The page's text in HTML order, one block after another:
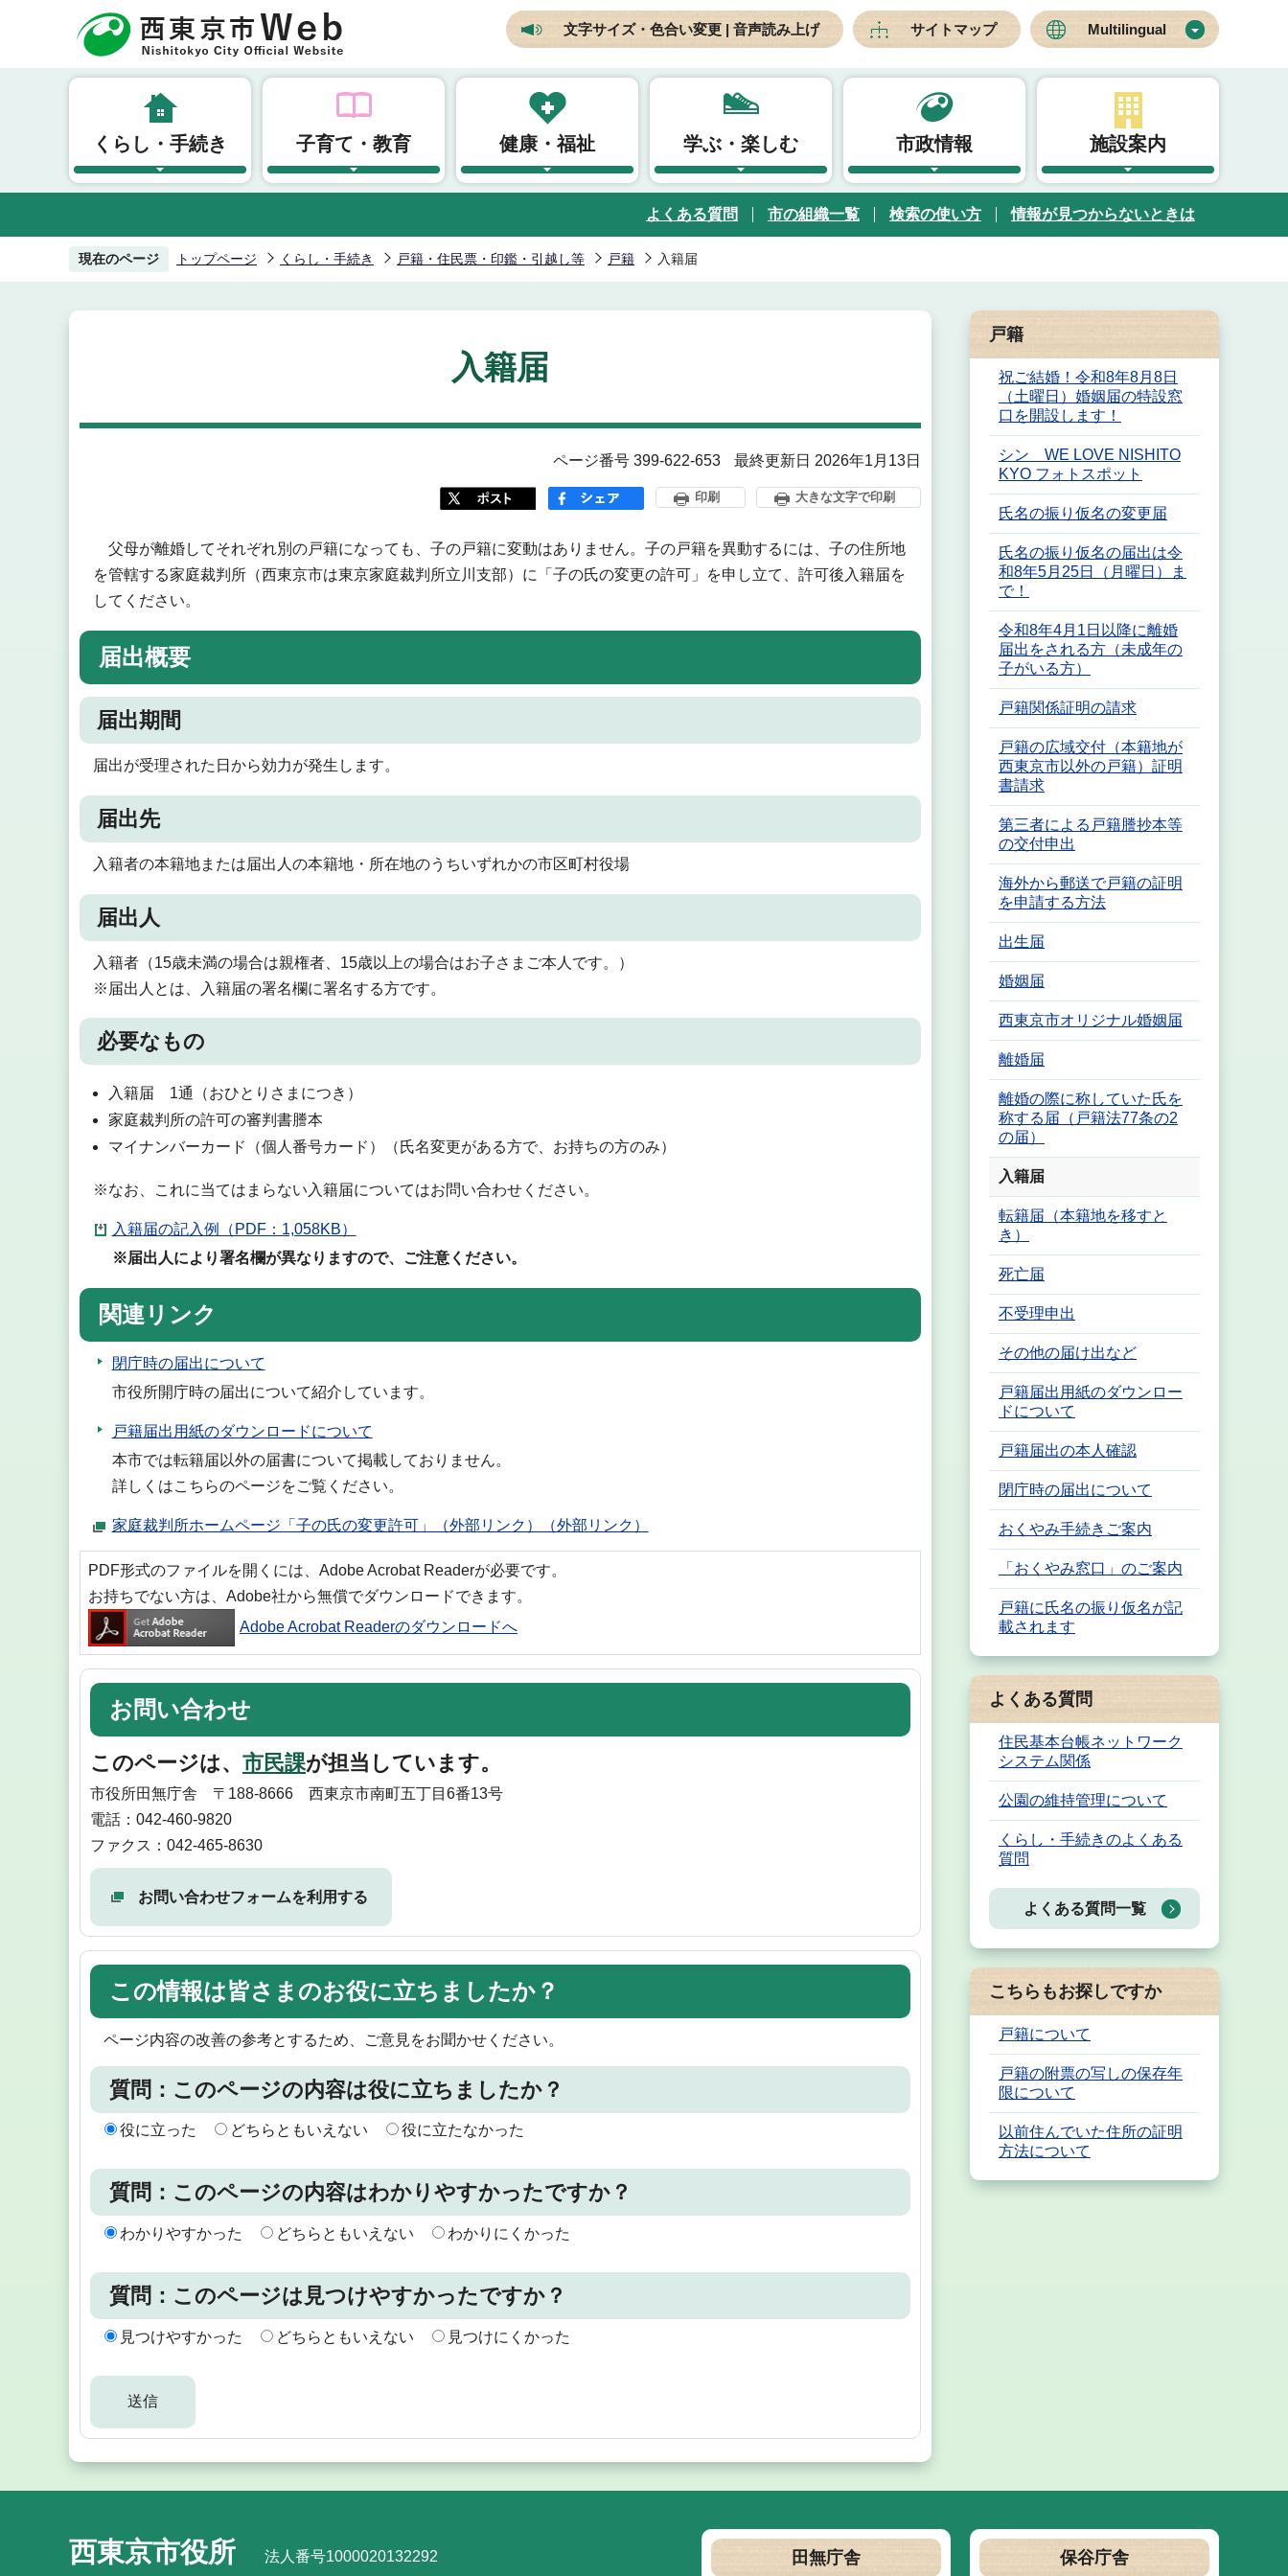
頭
文字サイズ・色合い変更 | 音声読み上げ サイトマップ Multilingual
くらし・手続き 子育て・教育 健康・福祉 学ぶ・楽しむ 市政情報 施設案内
よくある質問 市の組織一覧 検索の使い方 情報が見つからないときは
現在のページ トップページ くらし・手続き 戸籍・住民票・印鑑・引越し等 戸籍 入籍届
入籍届
ページ番号 399-622-653 最終更新日 2026年1月13日
印刷 大きな文字で印刷
父母が離婚してそれぞれ別の戸籍になっても、子の戸籍に変動はありません。子の戸籍を異動するには、子の住所地
を管轄する家庭裁判所（西東京市は東京家庭裁判所立川支部）に「子の氏の変更の許可」を申し立て、許可後入籍届を
してください。
届出概要
届出期間
届出が受理された日から効力が発生します。
届出先
入籍者の本籍地または届出人の本籍地・所在地のうちいずれかの市区町村役場
届出人
入籍者（15歳未満の場合は親権者、15歳以上の場合はお子さまご本人です。）
※届出人とは、入籍届の署名欄に署名する方です。
必要なもの
入籍届 1通（おひとりさまにつき）
家庭裁判所の許可の審判書謄本
マイナンバーカード（個人番号カード）（氏名変更がある方で、お持ちの方のみ）
※なお、これに当てはまらない入籍届についてはお問い合わせください。
入籍届の記入例（PDF：1,058KB）
※届出人により署名欄が異なりますので、ご注意ください。
関連リンク
閉庁時の届出について
市役所開庁時の届出について紹介しています。
戸籍届出用紙のダウンロードについて
本市では転籍届以外の届書について掲載しておりません。
詳しくはこちらのページをご覧ください。
家庭裁判所ホームページ「子の氏の変更許可」（外部リンク）（外部リンク）
PDF形式のファイルを開くには、Adobe Acrobat Readerが必要です。
お持ちでない方は、Adobe社から無償でダウンロードできます。
Adobe Acrobat Readerのダウンロードへ
お問い合わせ
このページは、 市民課が担当しています。
市役所田無庁舎 〒188-8666 西東京市南町五丁目6番13号
電話：042-460-9820
ファクス：042-465-8630
お問い合わせフォームを利用する
この情報は皆さまのお役に立ちましたか？
ページ内容の改善の参考とするため、ご意見をお聞かせください。
質問：このページの内容は役に立ちましたか？
役に立った どちらともいえない 役に立たなかった
質問：このページの内容はわかりやすかったですか？
わかりやすかった どちらともいえない わかりにくかった
質問：このページは見つけやすかったですか？
見つけやすかった どちらともいえない 見つけにくかった
戸籍
祝ご結婚！令和8年8月8日
（土曜日）婚姻届の特設窓
口を開設します！
シン WE LOVE NISHITO
KYO フォトスポット
氏名の振り仮名の変更届
氏名の振り仮名の届出は令
和8年5月25日（月曜日）ま
で！
令和8年4月1日以降に離婚
届出をされる方（未成年の
子がいる方）
戸籍関係証明の請求
戸籍の広域交付（本籍地が
西東京市以外の戸籍）証明
書請求
第三者による戸籍謄抄本等
の交付申出
海外から郵送で戸籍の証明
を申請する方法
出生届
婚姻届
西東京市オリジナル婚姻届
離婚届
離婚の際に称していた氏を
称する届（戸籍法77条の2
の届）
入籍届
転籍届（本籍地を移すと
き）
死亡届
不受理申出
その他の届け出など
戸籍届出用紙のダウンロー
ドについて
戸籍届出の本人確認
閉庁時の届出について
おくやみ手続きご案内
「おくやみ窓口」のご案内
戸籍に氏名の振り仮名が記
載されます
よくある質問
住民基本台帳ネットワーク
システム関係
公園の維持管理について
くらし・手続きのよくある
質問
よくある質問一覧
こちらもお探しですか
戸籍について
戸籍の附票の写しの保存年
限について
以前住んでいた住所の証明
方法について
西東京市役所 法人番号1000020132292 田無庁舎 保谷庁舎